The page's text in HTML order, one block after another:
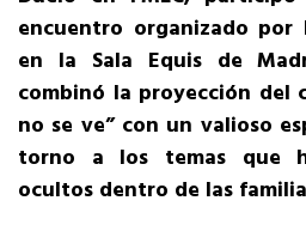
encuentro organizado por
en la Sala Equis de
combinó la proyección del
no se ve” con un valioso
torno a los temas que
ocultos dentro de las